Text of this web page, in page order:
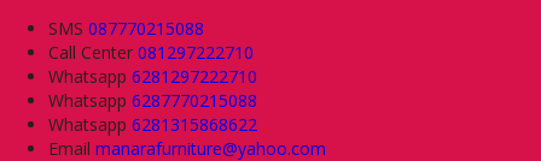
SMS 087770215088
Call Center 081297222710
Whatsapp 6281297222710
Whatsapp 6287770215088
Whatsapp 6281315868622
Email manarafurniture@yahoo.com